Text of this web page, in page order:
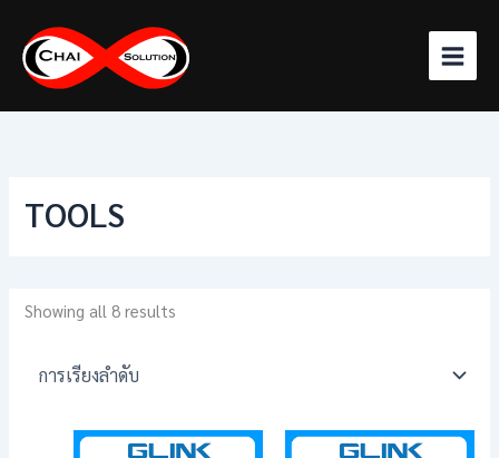
content
TOOLS
Showing all 8 results